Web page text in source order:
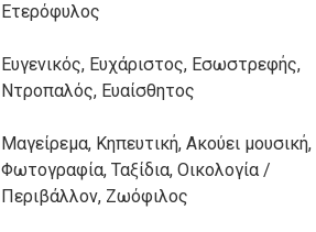
Ετερόφυλος
Ευγενικός, Ευχάριστος, Εσωστρεφής,
Ντροπαλός, Ευαίσθητος
Μαγείρεμα, Κηπευτική, Ακούει μουσική,
Φωτογραφία, Ταξίδια, Οικολογία /
Περιβάλλον, Ζωόφιλος